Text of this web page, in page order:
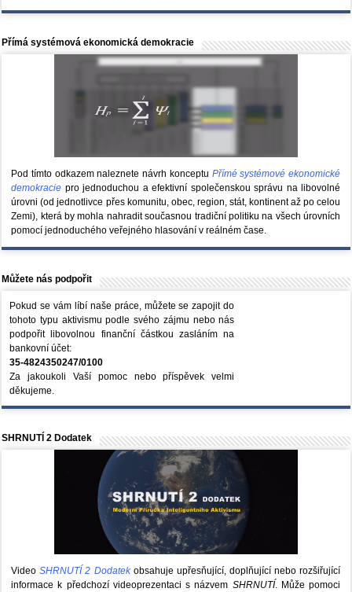
Přímá systémová ekonomická demokracie
Pod tímto odkazem naleznete návrh konceptu Přímé systémové ekonomické
demokracie pro jednoduchou a efektivní společenskou správu na libovolné
úrovni (od jednotlivce přes komunitu, obec, region, stát, kontinent až po celou
Zemi), která by mohla nahradit současnou tradiční politiku na všech úrovních
pomocí jednoduchého veřejného hlasování v reálném čase.
Můžete nás podpořit
Pokud se vám líbí naše práce, můžete se zapojit do
tohoto typu aktivismu podle svého zájmu nebo nás
podpořit libovolnou finanční částkou zasláním na
bankovní účet:
35-4824350247/0100
Za jakoukoli Vaší pomoc nebo příspěvek velmi
děkujeme.
SHRNUTÍ 2 Dodatek
VideoSHRNUTÍ 2 Dodatekobsahuje upřesňující, doplňující nebo rozšiřující
informace k předchozí videoprezentaci s názvem SHRNUTÍ. Může pomoci